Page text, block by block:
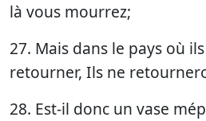
là vous mourrez;
27. Mais dans le pays où
retourner, Ils ne
28. Est-il donc un vase